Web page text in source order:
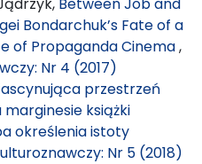
Bondarchuk’s Fate of a
of Propaganda Cinema,
Nr 4 (2017)
przestrzeń
książki
określenia istoty
Nr 5 (2018)